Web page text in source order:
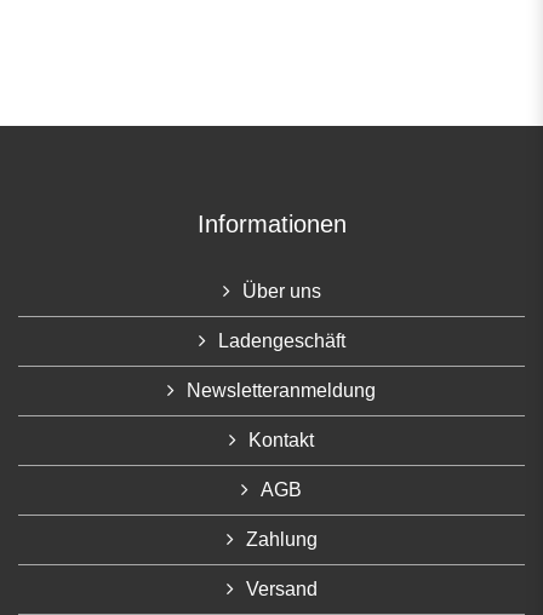
Informationen
Über uns
Ladengeschäft
Newsletteranmeldung
Kontakt
AGB
Zahlung
Versand